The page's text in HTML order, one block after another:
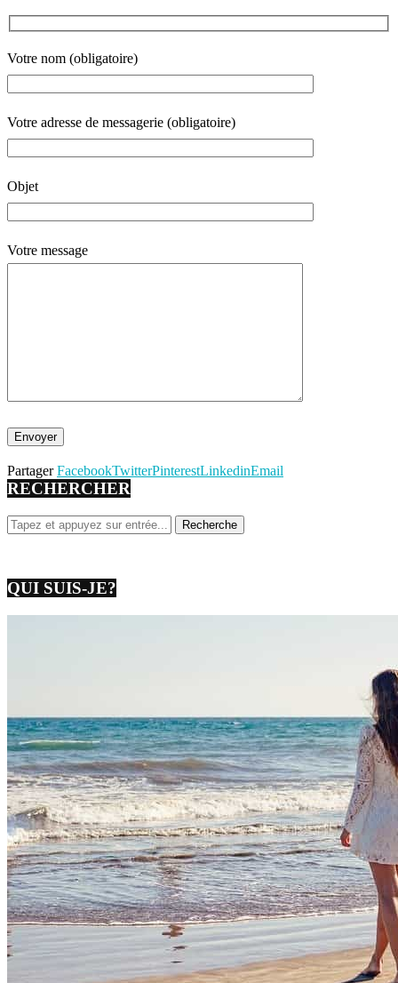
Votre nom (obligatoire)
Votre adresse de messagerie (obligatoire)
Objet
Votre message
Partager FacebookTwitterPinterestLinkedinEmail
RECHERCHER
QUI SUIS-JE?